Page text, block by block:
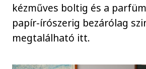
kézműves boltig és a
papír-írószerig bezárólag
megtalálható itt.